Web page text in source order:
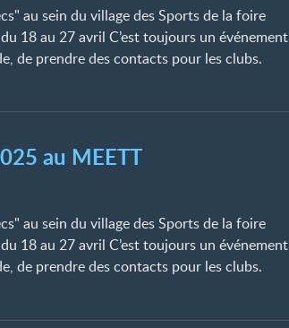
au sein du village des Sports de la foire
18 au 27 avril C’est toujours un événement
de prendre des contacts pour les clubs.
au MEETT
au sein du village des Sports de la foire
18 au 27 avril C’est toujours un événement
de prendre des contacts pour les clubs.